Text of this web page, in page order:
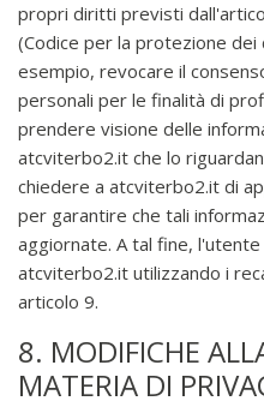
propri diritti previsti
(Codice per la protezione
esempio, revocare il
personali per le finalità di
prendere visione delle
atcviterbo2.it che lo
chiedere a atcviterbo2.it di
per garantire che tali
aggiornate. A tal fine,
atcviterbo2.it utilizzando i
articolo 9.
8. MODIFICHE
MATERIA DI